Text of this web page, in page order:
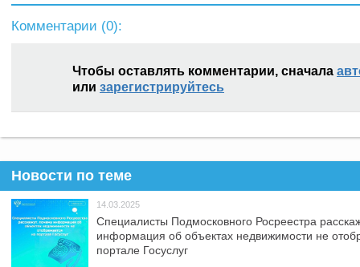
Комментарии (0):
Чтобы оставлять комментарии, сначала
или зарегистрируйтесь
Новости по теме
14.03.2025
Специалисты Подмосковного Росреестра
информация об объектах недвижимости не
портале Госуслуг